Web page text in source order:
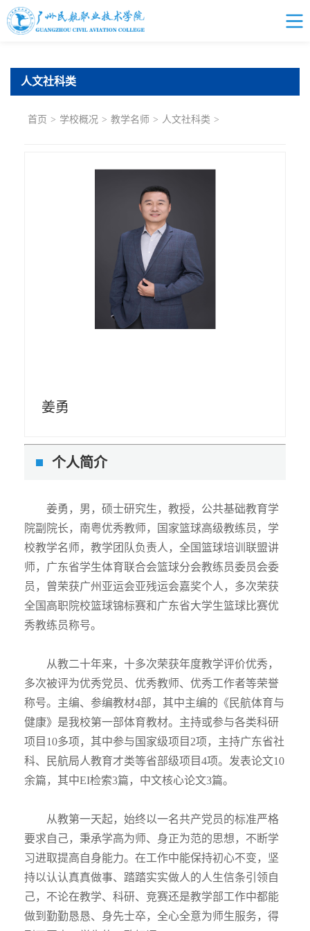
人文社科类
首页 > 学校概况 > 教学名师 > 人文社科类 >
姜勇
个人简介
姜勇，男，硕士研究生，教授，公共基础教育学
院副院长，南粤优秀教师，国家篮球高级教练员，学
校教学名师，教学团队负责人，全国篮球培训联盟讲
师，广东省学生体育联合会篮球分会教练员委员会委
员，曾荣获广州亚运会亚残运会嘉奖个人，多次荣获
全国高职院校篮球锦标赛和广东省大学生篮球比赛优
秀教练员称号。
从教二十年来，十多次荣获年度教学评价优秀，
多次被评为优秀党员、优秀教师、优秀工作者等荣誉
称号。主编、参编教材4部，其中主编的《民航体育与
健康》是我校第一部体育教材。主持或参与各类科研
项目10多项，其中参与国家级项目2项，主持广东省社
科、民航局人教育才类等省部级项目4项。发表论文10
余篇，其中EI检索3篇，中文核心论文3篇。
从教第一天起，始终以一名共产党员的标准严格
要求自己，秉承学高为师、身正为范的思想，不断学
习进取提高自身能力。在工作中能保持初心不变，坚
持以认认真真做事、踏踏实实做人的人生信条引领自
己，不论在教学、科研、竞赛还是教学部工作中都能
做到勤勤恳恳、身先士卒，全心全意为师生服务，得